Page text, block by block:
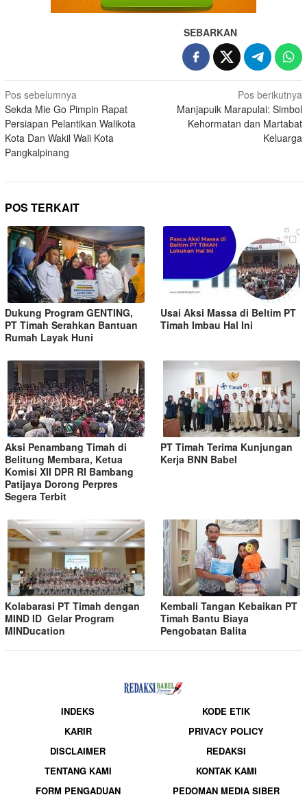
SEBARKAN
Pos sebelumnya
Sekda Mie Go Pimpin Rapat
Persiapan Pelantikan Walikota
Kota Dan Wakil Wali Kota
Pangkalpinang
Pos berikutnya
Manjapuik Marapulai: Simbol
Kehormatan dan Martabat
Keluarga
POS TERKAIT
Dukung Program GENTING,
PT Timah Serahkan Bantuan
Rumah Layak Huni
Usai Aksi Massa di Beltim PT
Timah Imbau Hal Ini
Aksi Penambang Timah di
Belitung Membara, Ketua
Komisi XII DPR RI Bambang
Patijaya Dorong Perpres
Segera Terbit
PT Timah Terima Kunjungan
Kerja BNN Babel
Kolabarasi PT Timah dengan
MIND ID Gelar Program
MINDucation
Kembali Tangan Kebaikan PT
Timah Bantu Biaya
Pengobatan Balita
INDEKS
KODE ETIK
KARIR
PRIVACY POLICY
DISCLAIMER
REDAKSI
TENTANG KAMI
KONTAK KAMI
FORM PENGADUAN
PEDOMAN MEDIA SIBER